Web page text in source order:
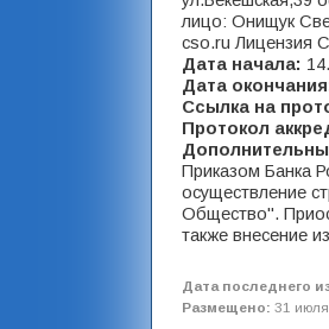
лицо: Онищук
cso.ru Лицензия
Дата начала:
Дата
Ссылка на
Протокол
Приказом Банка
осуществление
Общество".
также внесение
Дата последнего
Размещено: 31